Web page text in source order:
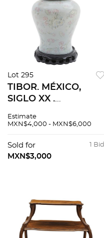
Lot 295
TIBOR. MÉXICO,
SIGLO XX .
porcelana sellada
altura.
Estimate
MXN$4,000 - MXN$6,000
1 Bid
Sold for
MXN$3,000